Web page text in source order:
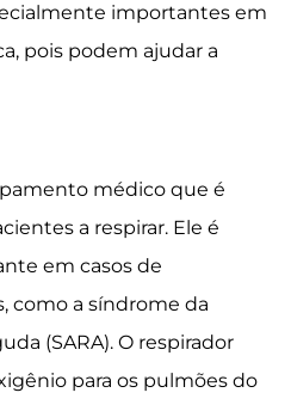
importantes em
pois podem ajudar a
médico que é
a respirar. Ele é
em casos de
como a síndrome da
(SARA). O respirador
para os pulmões do